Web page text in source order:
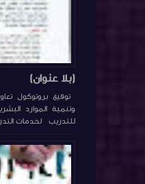
(بلا عنوان)
توقيع بروتوكول
وتنمية الموارد
للتدريب لخدمات